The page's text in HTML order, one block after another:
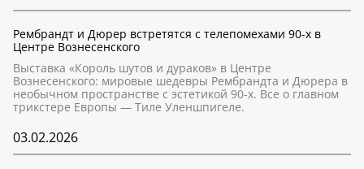
Рембрандт и Дюрер встретятся с телепомехами 90-х в
Центре Вознесенского
Выставка «Король шутов и дураков» в Центре
Вознесенского: мировые шедевры Рембрандта и Дюрера в
необычном пространстве с эстетикой 90-х. Все о главном
трикстере Европы — Тиле Уленшпигеле.
03.02.2026